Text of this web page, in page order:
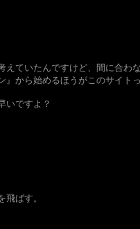
えていたんですけど、間に合わ
』から始めるほうがこのサイト
いですよ？
飛ばす。